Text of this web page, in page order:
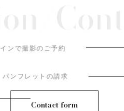
ンで撮影のご予約
パンフレットの請求
Contact form